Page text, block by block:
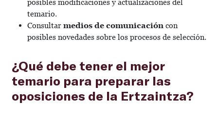
posibles modificaciones y actualizaciones del
temario.
Consultar medios de comunicación con
posibles novedades sobre los procesos de selección.
¿Qué debe tener el mejor
temario para preparar las
oposiciones de la Ertzaintza?